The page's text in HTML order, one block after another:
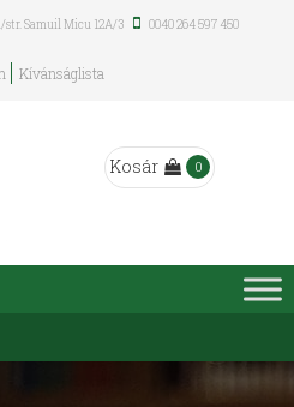
str. Samuil Micu 12A/3 0040 264 597 450
Kívánságlista
Kosár 0